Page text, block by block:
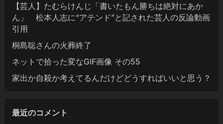
【芸人】たむらけんじ「書いたもん勝ちは絶対にあか
ん」 松本人志に“アテンド”と記された芸人の反論動画
引用
桐島聡さんの火葬終了
ネットで拾った変なGIF画像 その55
家出か自殺か考えてるんだけどどうすればいいと思う？
最近のコメント